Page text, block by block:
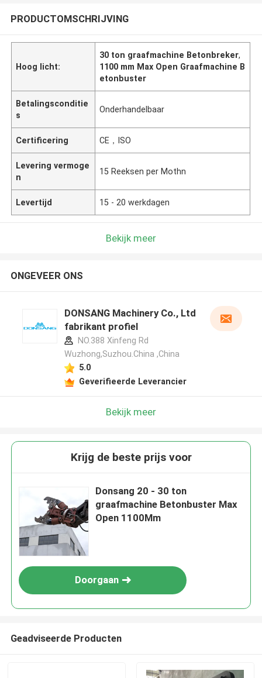
PRODUCTOMSCHRIJVING
Hoog licht:
30 ton graafmachine Betonbreker,
1100 mm Max Open Graafmachine B
etonbuster
Betalingsconditie
s
Onderhandelbaar
Certificering CE，ISO
Levering vermoge
n
15 Reeksen per Mothn
Levertijd 15 - 20 werkdagen
Bekijk meer
ONGEVEER ONS
DONSANG Machinery Co., Ltd
fabrikant profiel
NO.388 Xinfeng Rd
Wuzhong,Suzhou.China ,China
5.0
Geverifieerde Leverancier
Bekijk meer
Krijg de beste prijs voor
Donsang 20 - 30 ton
graafmachine Betonbuster Max
Open 1100Mm
Doorgaan
Geadviseerde Producten